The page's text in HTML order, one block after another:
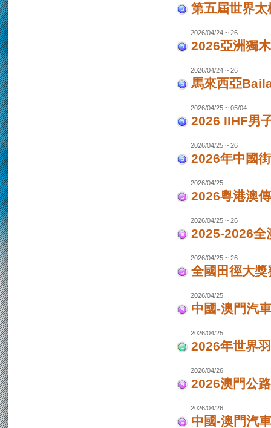
第五屆世界
2026/04/24 ~ 26
2026亞洲獨
2026/04/24 ~ 26
馬來西亞
2026/04/25 ~ 05/04
2026 IIHF男
2026/04/25 ~ 26
2026年中國
2026/04/25
2026粵港澳
2026/04/25 ~ 26
2025-2026全
2026/04/25 ~ 26
全國田徑大獎
2026/04/25
中國-澳門汽
2026/04/25
2026年世界
2026/04/26
2026澳門公
2026/04/26
中國-澳門汽